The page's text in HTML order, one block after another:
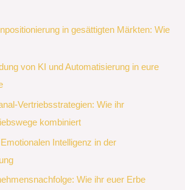
in gesättigten Märkten: Wie
von KI und Automatisierung in eure
Vertriebsstrategien: Wie ihr
kombiniert
Intelligenz in der
Wie ihr euer Erbe